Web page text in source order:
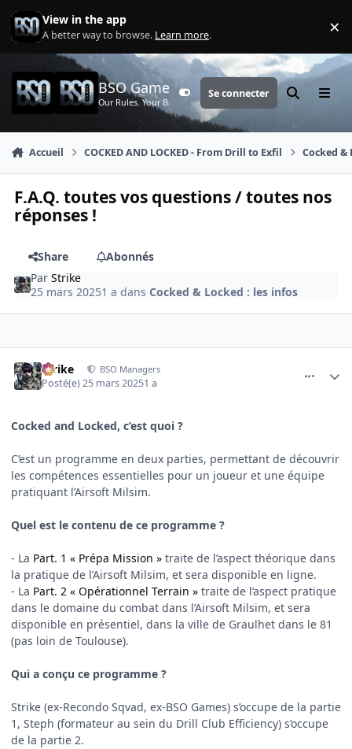
Aller au contenu
View in the app
A better way to browse. Learn more. ×
BSO Games
Our Rules. Your Battle.Customizer
Se connecter Rechercher
Menu
Accueil COCKED AND LOCKED - From Drill to Exfil Cocked &
F.A.Q. toutes vos questions / toutes nos
réponses !
Share
Abonnés
ParStrike
25 mars 20251 a dans Cocked & Locked : les infos
Strike BSO Managers
Posté(e)25 mars 20251 a
Cocked and Locked, c’est quoi ?
C’est un programme en deux parties, permettant de découvrir
les compétences essentielles pour un joueur et une équipe
pratiquant l’Airsoft Milsim.
Quel est le contenu de ce programme ?
- La Part. 1 « Prépa Mission » traite de l’aspect théorique dans
la pratique de l’Airsoft Milsim, et sera disponible en ligne.
- La Part. 2 « Opérationnel Terrain » traite de l’aspect pratique
dans le domaine du combat dans l’Airsoft Milsim, et sera
disponible en présentiel, dans la ville de Graulhet dans le 81
(pas loin de Toulouse).
Qui a conçu ce programme ?
Strike (ex-Recondo Sqvad, ex-BSO Games) s’occupe de la partie
1, Steph (formateur au sein du Drill Club Efficiency) s’occupe
de la partie 2.